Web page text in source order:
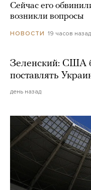
Сейчас его
возникли вопросы
НОВОСТИ 19 часов назад
Зеленский: США
поставлять
день назад